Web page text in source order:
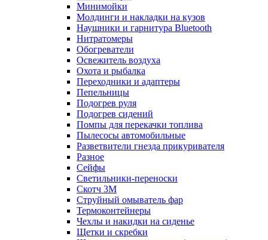
Минимойки
Молдинги и накладки на кузов
Наушники и гарнитура Bluetooth
Нитратомеры
Обогреватели
Освежитель воздуха
Охота и рыбалка
Переходники и адаптеры
Пепельницы
Подогрев руля
Подогрев сидений
Помпы для перекачки топлива
Пылесосы автомобильные
Разветвители гнезда прикуривателя
Разное
Сейфы
Светильники-переноски
Скотч 3М
Струйный омыватель фар
Термоконтейнеры
Чехлы и накидки на сиденье
Щетки и скребки